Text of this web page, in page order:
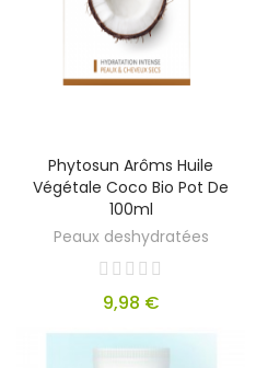
Phytosun Arôms Huile
Végétale Coco Bio Pot De
100ml
Peaux deshydratées
9,98 €